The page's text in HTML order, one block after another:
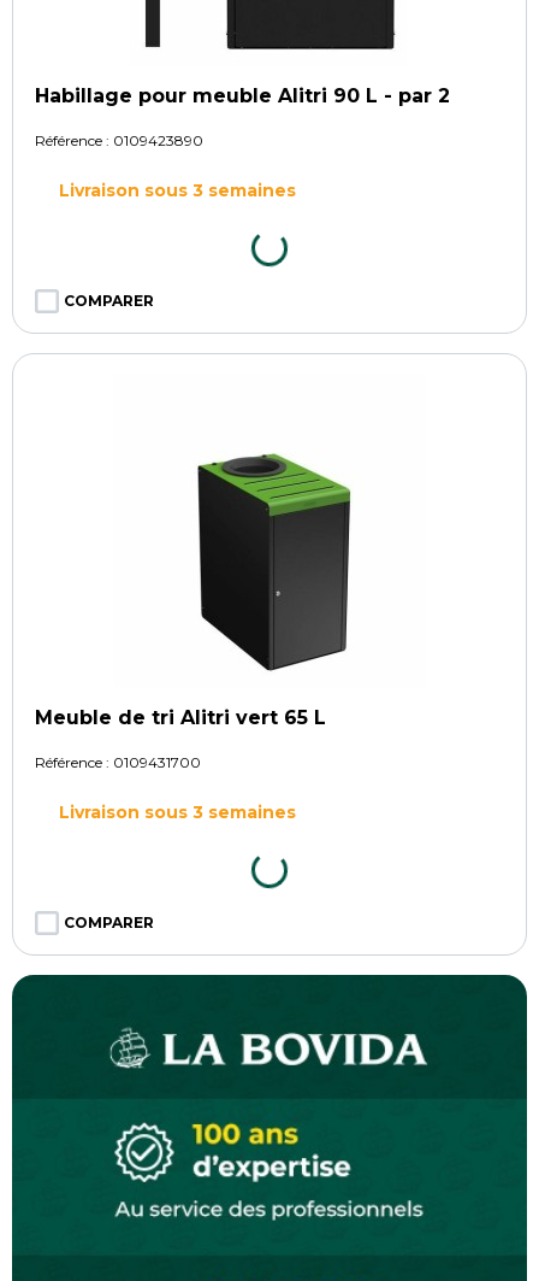
Habillage pour meuble Alitri 90 L - par 2
Référence : 0109423890
Livraison sous 3 semaines
COMPARER
Meuble de tri Alitri vert 65 L
Référence : 0109431700
Livraison sous 3 semaines
COMPARER